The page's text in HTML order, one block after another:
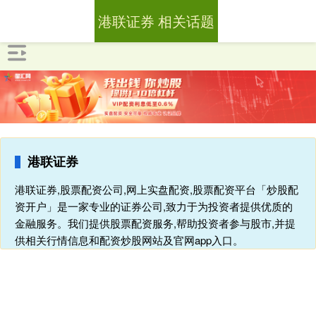
港联证券
港联证券,股票配资公司,网上实盘配资,股票配资平台「炒股配
资开户」是一家专业的证券公司,致力于为投资者提供优质的
金融服务。我们提供股票配资服务,帮助投资者参与股市,并提
供相关行情信息和配资炒股网站及官网app入口。
港联证券 相关话题